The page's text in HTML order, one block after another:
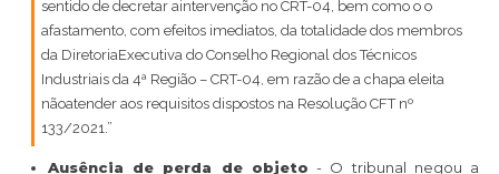
sentido de decretar aintervenção no CRT-04, bem como o o
afastamento, com efeitos imediatos, da totalidade dos membros
da DiretoriaExecutiva do Conselho Regional dos Técnicos
Industriais da 4ª Região – CRT-04, em razão de a chapa eleita
nãoatender aos requisitos dispostos na Resolução CFT nº
133/2021.”
Ausência de perda de objeto - O tribunal negou a